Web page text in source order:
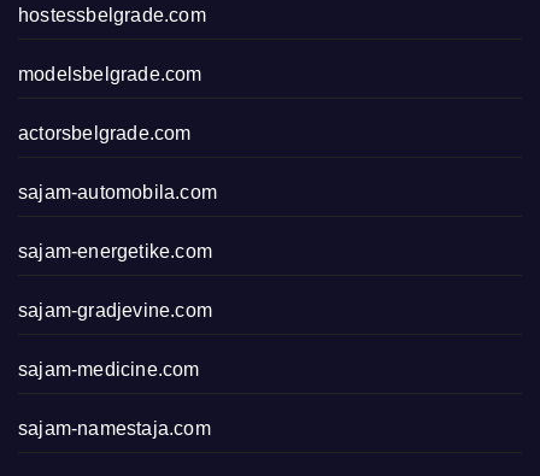
hostessbelgrade.com
modelsbelgrade.com
actorsbelgrade.com
sajam-automobila.com
sajam-energetike.com
sajam-gradjevine.com
sajam-medicine.com
sajam-namestaja.com